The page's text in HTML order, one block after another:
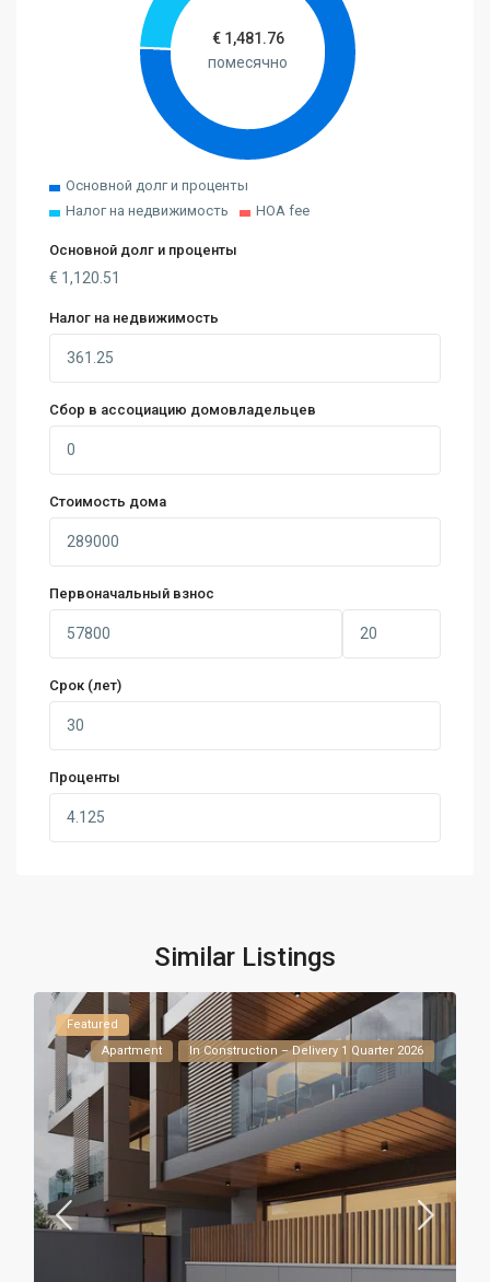
€ 1,481.76
помесячно
Основной долг и проценты
Налог на недвижимость
HOA fee
Основной долг и проценты
€ 1,120.51
Налог на недвижимость
Сбор в ассоциацию домовладельцев
Стоимость дома
Первоначальный взнос
Срок (лет)
Проценты
Similar Listings
Featured
Apartment
In Construction – Delivery 1 Quarter 2026